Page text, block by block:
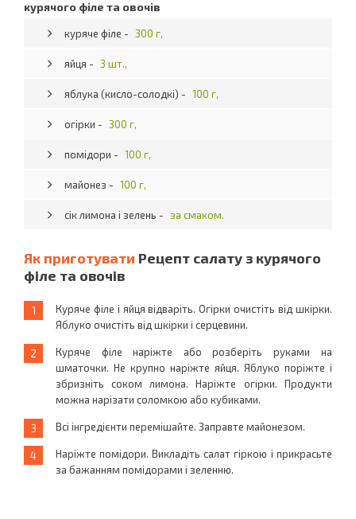
курячого філе та овочів
куряче філе - 300 г,
яйця - 3 шт.,
яблука (кисло-солодкі) - 100 г,
огірки - 300 г,
помідори - 100 г,
майонез - 100 г,
сік лимона і зелень - за смаком.
Як приготувати Рецепт салату з курячого
філе та овочів
Куряче філе і яйця відваріть. Огірки очистіть від шкірки.
Яблуко очистіть від шкірки і серцевини.
Куряче філе наріжте або розберіть руками на
шматочки. Не крупно наріжте яйця. Яблуко поріжте і
збризніть соком лимона. Наріжте огірки. Продукти
можна нарізати соломкою або кубиками.
Всі інгредієнти перемішайте. Заправте майонезом.
Наріжте помідори. Викладіть салат гіркою і прикрасьте
за бажанням помідорами і зеленню.